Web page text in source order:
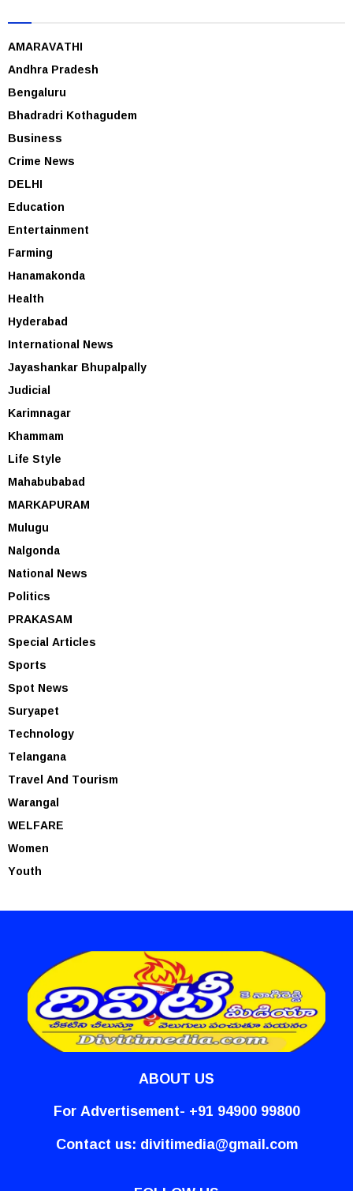
AMARAVATHI
Andhra Pradesh
Bengaluru
Bhadradri Kothagudem
Business
Crime News
DELHI
Education
Entertainment
Farming
Hanamakonda
Health
Hyderabad
International News
Jayashankar Bhupalpally
Judicial
Karimnagar
Khammam
Life Style
Mahabubabad
MARKAPURAM
Mulugu
Nalgonda
National News
Politics
PRAKASAM
Special Articles
Sports
Spot News
Suryapet
Technology
Telangana
Travel And Tourism
Warangal
WELFARE
Women
Youth
ABOUT US
For Advertisement- +91 94900 99800
Contact us: divitimedia@gmail.com